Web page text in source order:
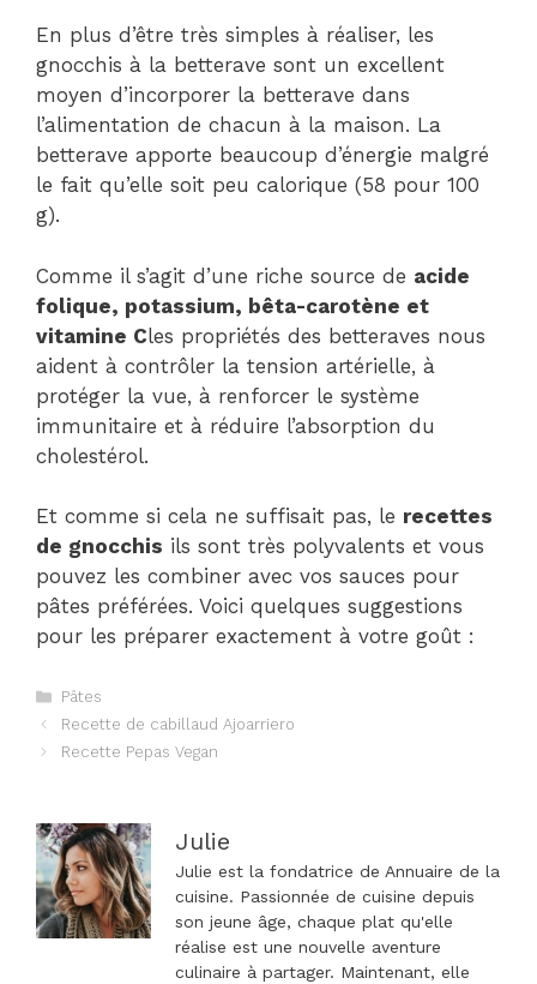
En plus d’être très simples à réaliser, les
gnocchis à la betterave sont un excellent
moyen d’incorporer la betterave dans
l’alimentation de chacun à la maison. La
betterave apporte beaucoup d’énergie malgré
le fait qu’elle soit peu calorique (58 pour 100
g).
Comme il s’agit d’une riche source de acide
folique, potassium, bêta-carotène et
vitamine Cles propriétés des betteraves nous
aident à contrôler la tension artérielle, à
protéger la vue, à renforcer le système
immunitaire et à réduire l’absorption du
cholestérol.
Et comme si cela ne suffisait pas, le recettes
de gnocchis ils sont très polyvalents et vous
pouvez les combiner avec vos sauces pour
pâtes préférées. Voici quelques suggestions
pour les préparer exactement à votre goût :
Catégories
Pâtes
Navigation
des
Recette de cabillaud Ajoarriero
Recette Pepas Vegan
Julie
Julie est la fondatrice de Annuaire de la
cuisine. Passionnée de cuisine depuis
son jeune âge, chaque plat qu'elle
réalise est une nouvelle aventure
culinaire à partager. Maintenant, elle